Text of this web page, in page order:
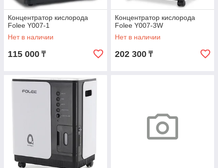
Концентратор кислорода
Folee Y007-1
Нет в наличии
115 000 ₸
Концентратор кислорода
Folee Y007-3W
Нет в наличии
202 300 ₸